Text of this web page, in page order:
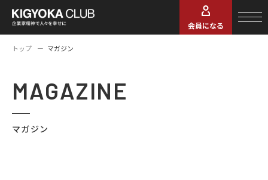
会員になる
トップ マガジン
MAGAZINE
マガジン